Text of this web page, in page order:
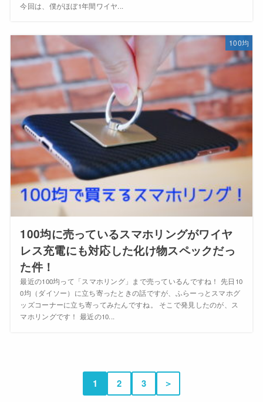
今回は、僕がほぼ1年間ワイヤ...
100均
100均に売っているスマホリングがワイヤ
レス充電にも対応した化け物スペックだっ
た件！
最近の100均って「スマホリング」まで売っているんですね！ 先日10
0均（ダイソー）に立ち寄ったときの話ですが、ふらーっとスマホグ
ッズコーナーに立ち寄ってみたんですね。 そこで発見したのが、ス
マホリングです！ 最近の10...
1 2 3 ＞